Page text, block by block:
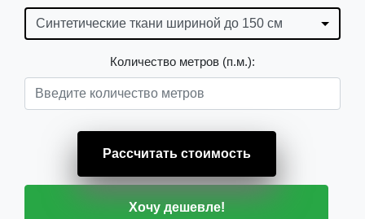
Количество метров (п.м.):
Рассчитать стоимость
Хочу дешевле!